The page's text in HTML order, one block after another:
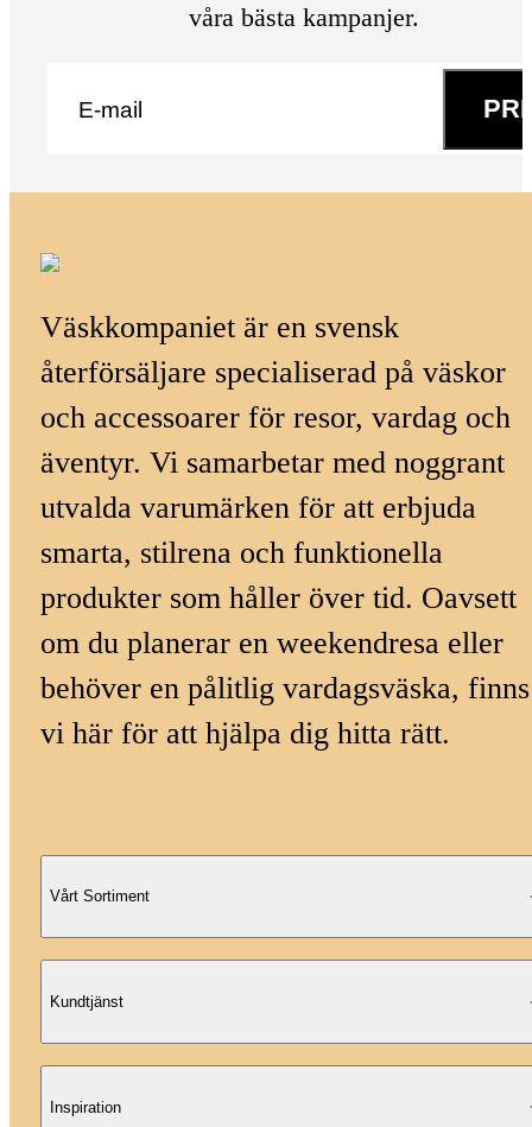
våra bästa kampanjer.
Väskkompaniet är en svensk
återförsäljare specialiserad på väskor
och accessoarer för resor, vardag och
äventyr. Vi samarbetar med noggrant
utvalda varumärken för att erbjuda
smarta, stilrena och funktionella
produkter som håller över tid. Oavsett
om du planerar en weekendresa eller
behöver en pålitlig vardagsväska, finns
vi här för att hjälpa dig hitta rätt.
Vårt Sortiment
Kundtjänst
Inspiration